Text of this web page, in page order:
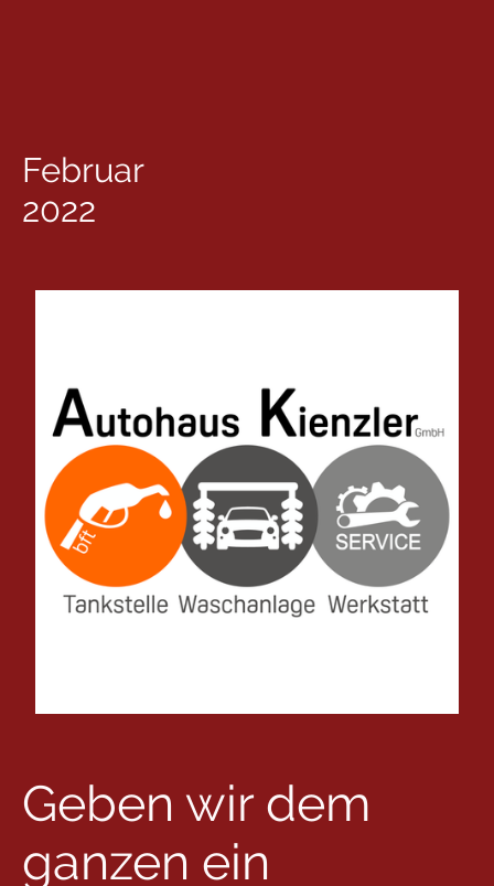
Februar
2022
Geben wir dem
ganzen ein